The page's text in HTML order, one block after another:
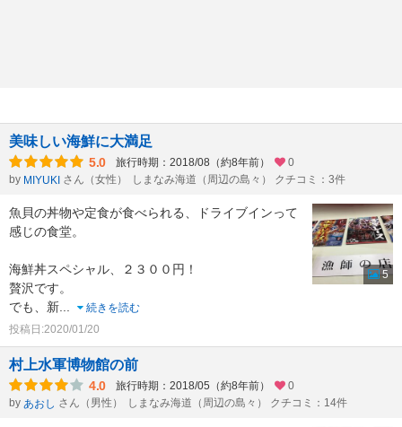
美味しい海鮮に大満足
5.0 旅行時期：2018/08（約8年前）
0
by MIYUKI さん（女性） しまなみ海道（周辺の島々） クチコミ：3件
魚貝の丼物や定食が食べられる、ドライブインって
感じの食堂。
海鮮丼スペシャル、２３００円！
贅沢です。
でも、新
続きを読む
投稿日:2020/01/20
5
村上水軍博物館の前
4.0 旅行時期：2018/05（約8年前）
0
by あおし さん（男性） しまなみ海道（周辺の島々） クチコミ：14件